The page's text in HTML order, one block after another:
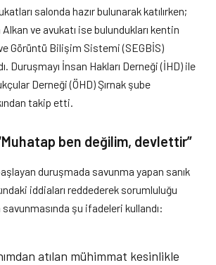
salonda hazır bulunarak katılırken;
Alkan ve avukatı ise bulundukları kentin
Görüntü Bilişim Sistemi (SEGBİS)
Duruşmayı İnsan Hakları Derneği (İHD) ile
Derneği (ÖHD) Şırnak şube
takip etti.
ben değilim, devlettir”
duruşmada savunma yapan sanık
iddiaları reddederek sorumluluğu
şu ifadeleri kullandı:
atılan mühimmat kesinlikle